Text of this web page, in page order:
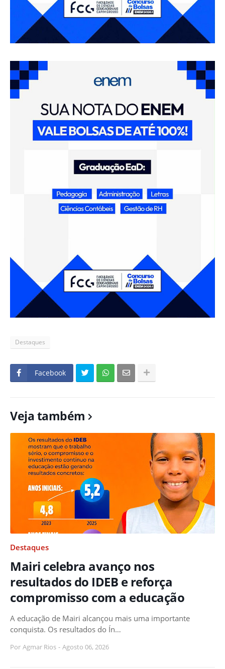
Destaques
Facebook
Veja também
Destaques
Mairi celebra avanço nos
resultados do IDEB e reforça
compromisso com a educação
A educação de Mairi alcançou mais uma importante
conquista. Os resultados do Ín…
Por Agmar Rios - Agosto 06, 2026